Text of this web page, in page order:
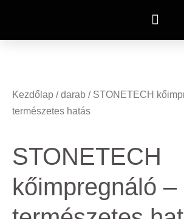
Kezdőlap /darab / STONETECH
természetes hatás
STONETECH
kőimpregnáló –